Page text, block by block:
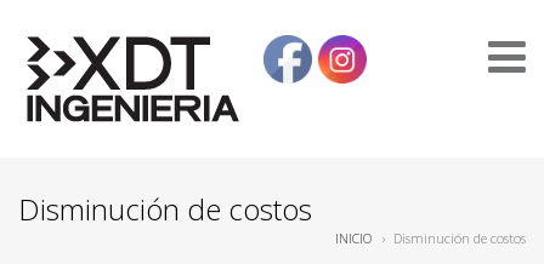
Disminución de costos
INICIO › Disminución de costos